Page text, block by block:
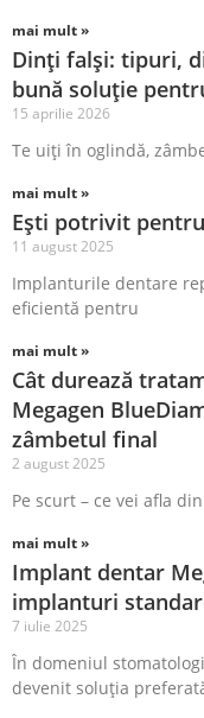
mai mult »
Dinți falși: tipuri,
bună soluție
15 aprilie 2026
Te uiți în oglindă,
mai mult »
Ești potrivit
11 august 2025
Implanturile dentare
eficientă pentru
mai mult »
Cât durează
Megagen
zâmbetul final
2 august 2025
Pe scurt – ce vei afla
mai mult »
Implant dentar
implanturi
7 iulie 2025
În domeniul
devenit soluția